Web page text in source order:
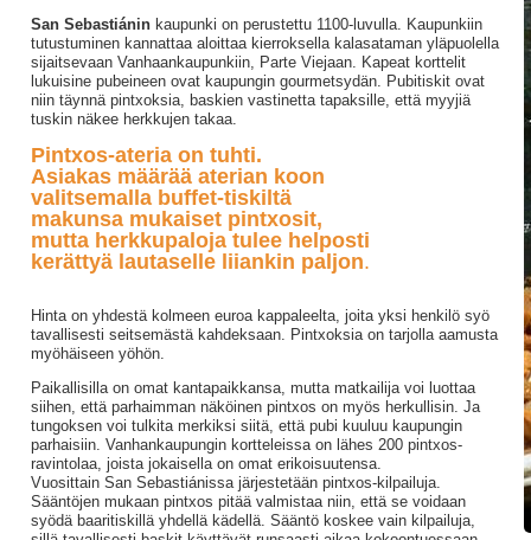
San Sebastiáninkaupunki on perustettu 1100-luvulla. Kaupunkiin
tutustuminen kannattaa aloittaa kierroksella kalasataman yläpuolella
sijaitsevaan Vanhaankaupunkiin, Parte Viejaan. Kapeat korttelit
lukuisine pubeineen ovat kaupungin gourmetsydän. Pubitiskit ovat
niin täynnä pintxoksia, baskien vastinetta tapaksille, että myyjiä
tuskin näkee herkkujen takaa.
Pintxos-ateria on tuhti.
Asiakas määrää aterian koon
valitsemalla buffet-tiskiltä
makunsa mukaiset pintxosit,
mutta herkkupaloja tulee helposti
kerättyä lautaselle liiankin paljon.
Hinta on yhdestä kolmeen euroa kappaleelta, joita yksi henkilö syö
tavallisesti seitsemästä kahdeksaan. Pintxoksia on tarjolla aamusta
myöhäiseen yöhön.
Paikallisilla on omat kantapaikkansa, mutta matkailija voi luottaa
siihen, että parhaimman näköinen pintxos on myös herkullisin. Ja
tungoksen voi tulkita merkiksi siitä, että pubi kuuluu kaupungin
parhaisiin. Vanhankaupungin kortteleissa on lähes 200 pintxos-
ravintolaa, joista jokaisella on omat erikoisuutensa.
Vuosittain San Sebastiánissa järjestetään pintxos-kilpailuja.
Sääntöjen mukaan pintxos pitää valmistaa niin, että se voidaan
syödä baaritiskillä yhdellä kädellä. Sääntö koskee vain kilpailuja,